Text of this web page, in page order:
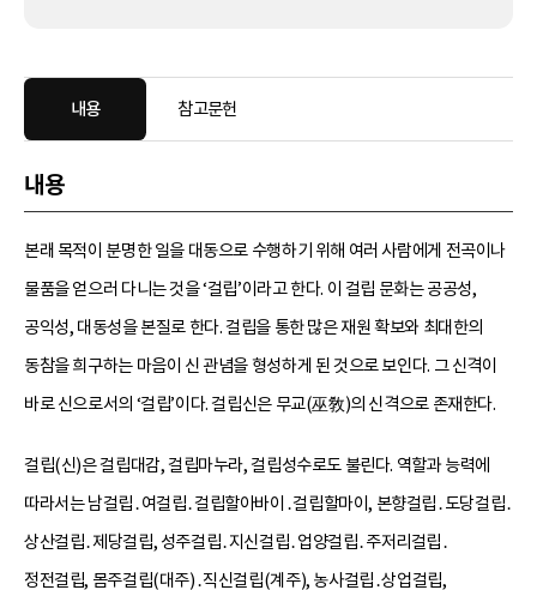
내용 참고문헌
내용
본래 목적이 분명한 일을 대동으로 수행하기 위해 여러 사람에게 전곡이나
물품을 얻으러 다니는 것을 ‘걸립’이라고 한다. 이 걸립 문화는 공공성,
공익성, 대동성을 본질로 한다. 걸립을 통한 많은 재원 확보와 최대한의
동참을 희구하는 마음이 신 관념을 형성하게 된 것으로 보인다. 그 신격이
바로 신으로서의 ‘걸립’이다. 걸립신은 무교(巫敎)의 신격으로 존재한다.
걸립(신)은 걸립대감, 걸립마누라, 걸립성수로도 불린다. 역할과 능력에
따라서는 남걸립․여걸립․걸립할아바이․걸립할마이, 본향걸립․도당걸립․
상산걸립․제당걸립, 성주걸립․지신걸립․업양걸립․주저리걸립․
정전걸립, 몸주걸립(대주)․직신걸립(계주), 농사걸립․상업걸립,